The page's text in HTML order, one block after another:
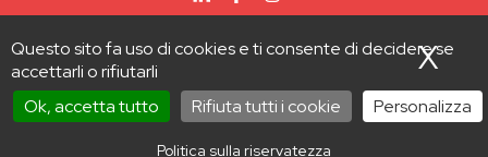
Questo sito fa uso di cookies e ti consente di decidere se
accettarli o rifiutarli
Ok, accetta tutto
Rifiuta tutti i cookie Personalizza
Politica sulla riservatezza
X
© 2025 LAFENICESTUDIO • via Silvano, Tosi, 7 - 50127
FIRENZE - P.IVA. 05389760488 | Privacy Policy|Cookie
Policy|Preferenze Cookie